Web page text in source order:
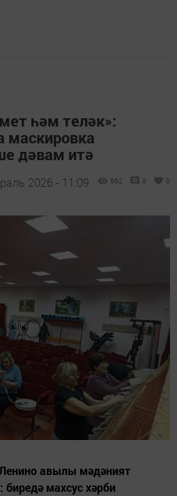
һәм теләк»:
дәвам итә
2026 - 11:09 662 0 0
авылы мәдәният
махсус хәрби